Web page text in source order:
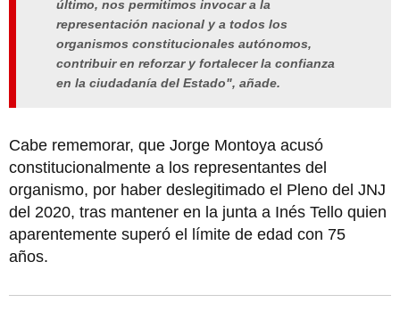
último, nos permitimos invocar a la
representación nacional y a todos los
organismos constitucionales autónomos,
contribuir en reforzar y fortalecer la confianza
en la ciudadanía del Estado", añade.
Cabe rememorar, que Jorge Montoya acusó
constitucionalmente a los representantes del
organismo, por haber deslegitimado el Pleno del JNJ
del 2020, tras mantener en la junta a Inés Tello quien
aparentemente superó el límite de edad con 75
años.